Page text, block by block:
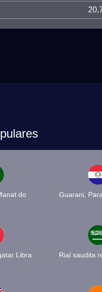
do
Guarani,
Libra
Rial saudita